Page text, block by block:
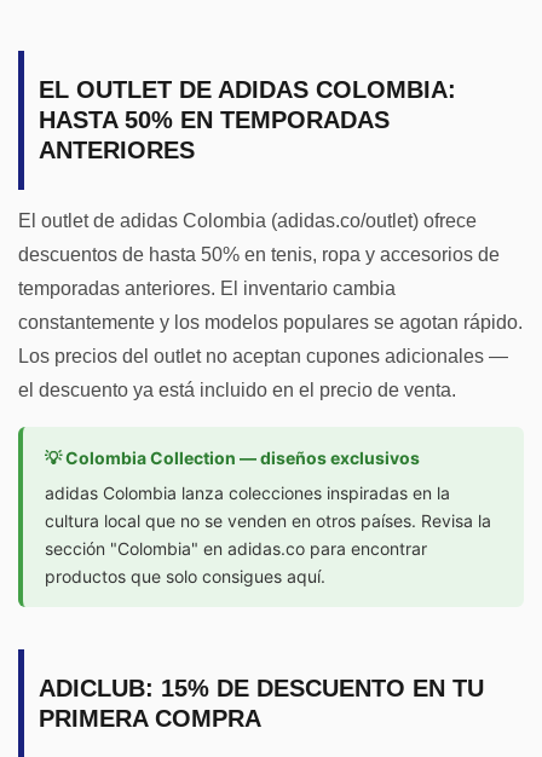
EL OUTLET DE ADIDAS COLOMBIA:
HASTA 50% EN TEMPORADAS
ANTERIORES
El outlet de adidas Colombia (adidas.co/outlet) ofrece
descuentos de hasta 50% en tenis, ropa y accesorios de
temporadas anteriores. El inventario cambia
constantemente y los modelos populares se agotan rápido.
Los precios del outlet no aceptan cupones adicionales —
el descuento ya está incluido en el precio de venta.
💡 Colombia Collection — diseños exclusivos
adidas Colombia lanza colecciones inspiradas en la
cultura local que no se venden en otros países. Revisa la
sección "Colombia" en adidas.co para encontrar
productos que solo consigues aquí.
ADICLUB: 15% DE DESCUENTO EN TU
PRIMERA COMPRA